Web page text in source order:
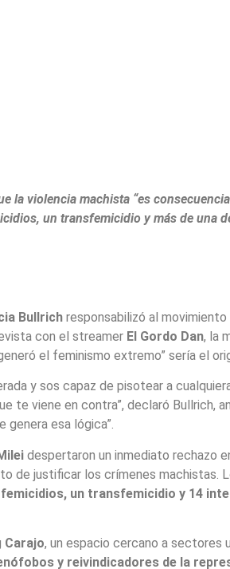
la violencia machista “es
un transfemicidio y más de una
Bullrich responsabilizó al
con el streamer El Gordo Dan, la
el feminismo extremo” sería el
y sos capaz de pisotear a
te viene en contra”, declaró Bullrich,
genera esa lógica”.
despertaron un inmediato rechazo
de justificar los crímenes machistas.
femicidios, un transfemicidio y 14
Carajo, un espacio cercano a sectores
y reivindicadores de la